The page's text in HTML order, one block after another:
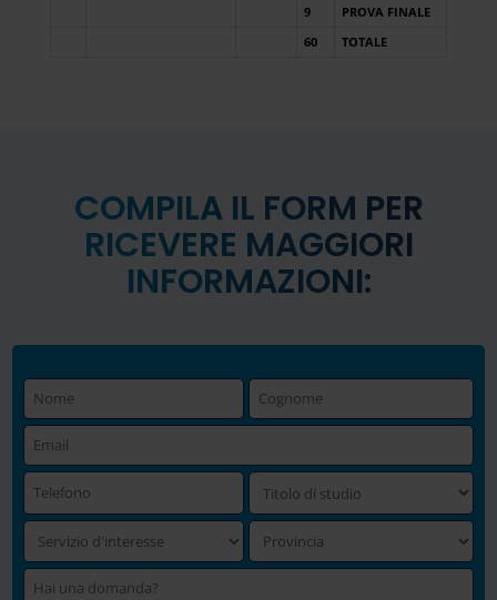
9
PROVA FINALE
60
TOTALE
COMPILA IL FORM PER
RICEVERE MAGGIORI
INFORMAZIONI: